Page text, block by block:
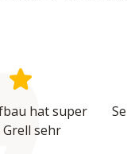
hat super
sehr